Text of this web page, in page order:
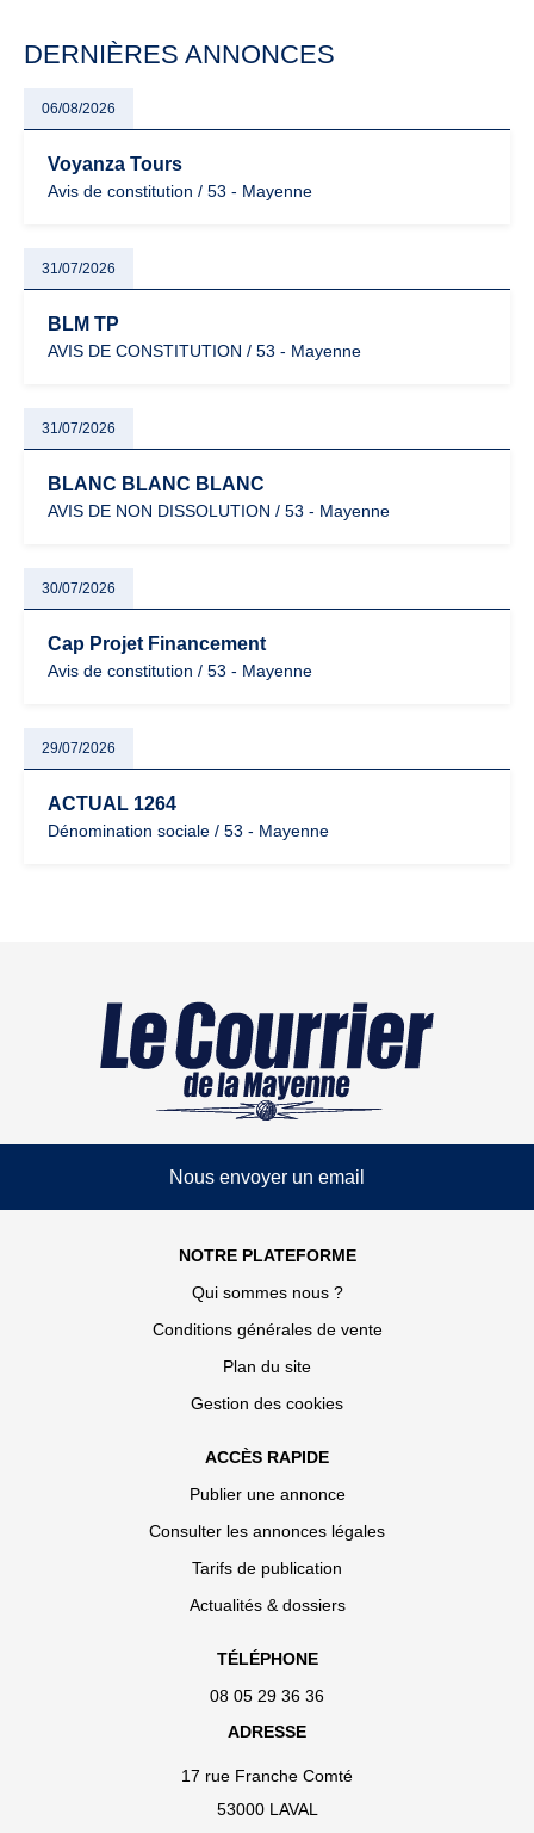
DERNIÈRES ANNONCES
06/08/2026
Voyanza Tours
Avis de constitution / 53 - Mayenne
31/07/2026
BLM TP
AVIS DE CONSTITUTION / 53 - Mayenne
31/07/2026
BLANC BLANC BLANC
AVIS DE NON DISSOLUTION / 53 - Mayenne
30/07/2026
Cap Projet Financement
Avis de constitution / 53 - Mayenne
29/07/2026
ACTUAL 1264
Dénomination sociale / 53 - Mayenne
Nous envoyer un email
NOTRE PLATEFORME
Qui sommes nous ?
Conditions générales de vente
Plan du site
Gestion des cookies
ACCÈS RAPIDE
Publier une annonce
Consulter les annonces légales
Tarifs de publication
Actualités & dossiers
TÉLÉPHONE
08 05 29 36 36
ADRESSE
17 rue Franche Comté
53000 LAVAL